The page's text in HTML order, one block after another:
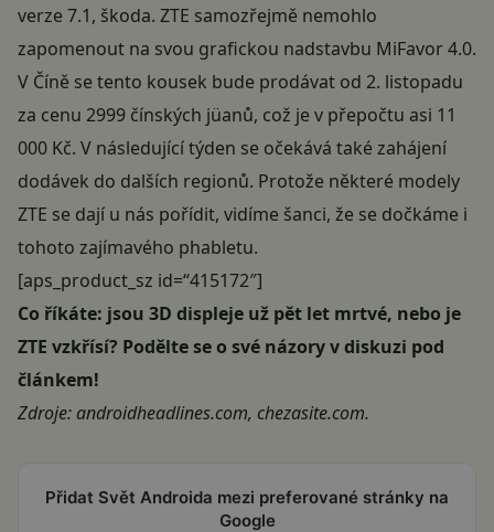
verze 7.1, škoda. ZTE samozřejmě nemohlo
zapomenout na svou grafickou nadstavbu MiFavor 4.0.
V Číně se tento kousek bude prodávat od 2. listopadu
za cenu 2999 čínských jüanů, což je v přepočtu asi 11
000 Kč. V následující týden se očekává také zahájení
dodávek do dalších regionů. Protože některé modely
ZTE se dají u nás pořídit, vidíme šanci, že se dočkáme i
tohoto zajímavého phabletu.
[aps_product_sz id=“415172″]
Co říkáte: jsou 3D displeje už pět let mrtvé, nebo je
ZTE vzkřísí? Podělte se o své názory v diskuzi pod
článkem!
Zdroje:androidheadlines.com, chezasite.com.
Přidat Svět Androida mezi preferované stránky na
Google